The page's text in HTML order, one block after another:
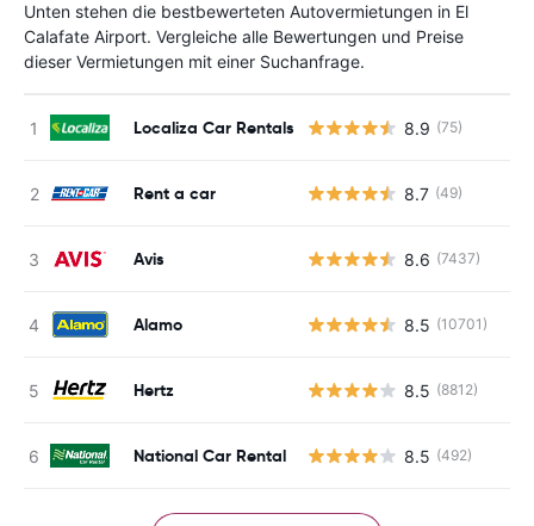
Unten stehen die bestbewerteten Autovermietungen in El
Calafate Airport. Vergleiche alle Bewertungen und Preise
dieser Vermietungen mit einer Suchanfrage.
Localiza Car Rentals 8.9 (75)
Rent a car 8.7 (49)
Avis 8.6 (7437)
Alamo 8.5 (10701)
Hertz 8.5 (8812)
National Car Rental 8.5 (492)